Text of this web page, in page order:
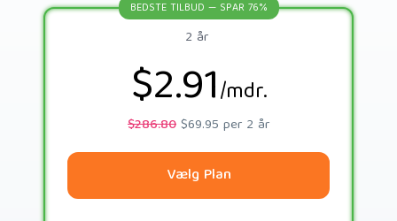
BEDSTE TILBUD — SPAR 76%
2 år
$2.91/mdr.
$286.80$69.95 per 2 år
Vælg Plan